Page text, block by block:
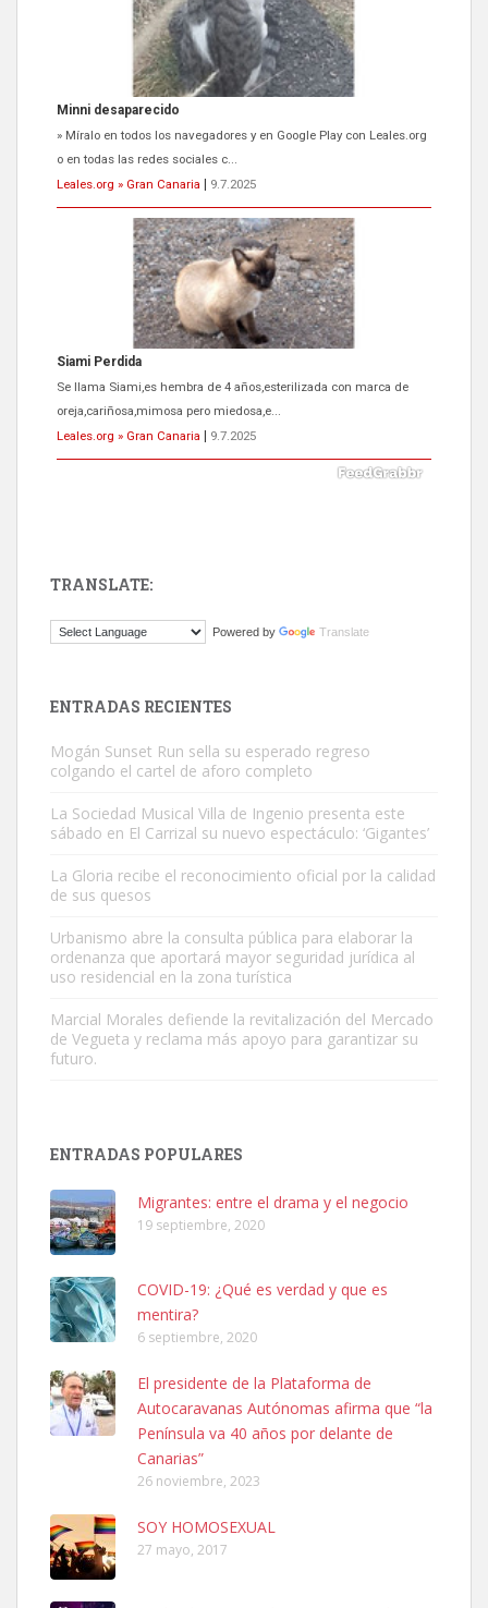
Siami Perdida
Se llama Siami,es hembra de 4 años,esterilizada con marca de
oreja,cariñosa,mimosa pero miedosa,e...
Leales.org » Gran Canaria
9.7.2025
ADOPCIÓN URGENTE GATA TEROR GRAN CANARIA
El ayuntamiento se va a llevar a Los Gatos callejeros de la zona los
próximos días, ella incluida...
Leales.org » Gran Canaria
9.7.2025
Este gato macho ha aparecido en la calle hace menos de un mes,
Busco adopción responsable para mi perra. Pastor alemán,
Leales.org » Gran Canaria | 6.7.2025
Leales.org » Gran Canaria
Ninfa perdida
El día 5 se los perdió una ninfa papillera, asustada tiene miedo a la
calle, se perdió por la zon...
Leales.org » Gran Canaria
6.7.2025
TRANSLATE:
Powered by Translate
ENTRADAS RECIENTES
Mogán Sunset Run sella su esperado regreso
colgando el cartel de aforo completo
La Sociedad Musical Villa de Ingenio presenta este
sábado en El Carrizal su nuevo espectáculo: ‘Gigantes’
La Gloria recibe el reconocimiento oficial por la calidad
de sus quesos
Urbanismo abre la consulta pública para elaborar la
ordenanza que aportará mayor seguridad jurídica al
uso residencial en la zona turística
Marcial Morales defiende la revitalización del Mercado
de Vegueta y reclama más apoyo para garantizar su
futuro.
ENTRADAS POPULARES
Migrantes: entre el drama y el negocio
19 septiembre, 2020
COVID-19: ¿Qué es verdad y que es
mentira?
6 septiembre, 2020
El presidente de la Plataforma de
Autocaravanas Autónomas afirma que “la
Península va 40 años por delante de
Canarias”
26 noviembre, 2023
SOY HOMOSEXUAL
27 mayo, 2017